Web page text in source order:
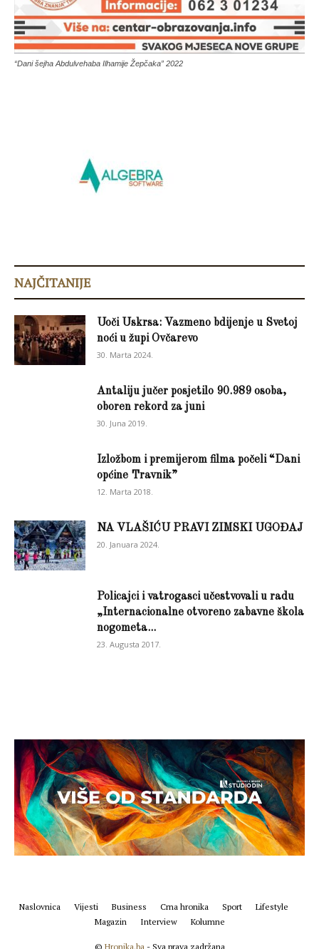
“Dani šejha Abdulvehaba Ilhamije Žepčaka” 2022
NAJČITANIJE
Uoči Uskrsa: Vazmeno bdijenje u Svetoj
noći u župi Ovčarevo
30. Marta 2024.
Antaliju jučer posjetilo 90.989 osoba,
oboren rekord za juni
30. Juna 2019.
Izložbom i premijerom filma počeli “Dani
općine Travnik”
12. Marta 2018.
NA VLAŠIĆU PRAVI ZIMSKI UGOĐAJ
20. Januara 2024.
Policajci i vatrogasci učestvovali u radu
„Internacionalne otvoreno zabavne škola
nogometa...
23. Augusta 2017.
Naslovnica Vijesti Business Crna hronika Sport
Lifestyle
Magazin
Interview Kolumne
© Hronika.ba - Sva prava zadržana